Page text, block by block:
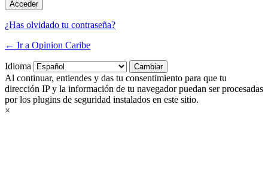
¿Has olvidado tu contraseña?
← Ir a Opinion Caribe
Idioma
Al continuar, entiendes y das tu consentimiento para que tu
dirección IP y la información de tu navegador puedan ser procesadas
por los plugins de seguridad instalados en este sitio.
×